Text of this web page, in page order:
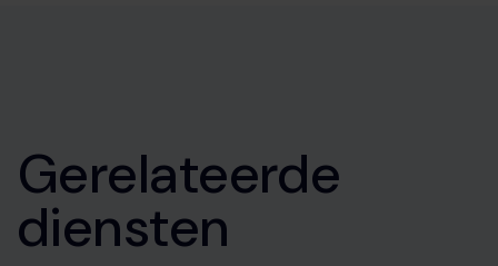
Gerelateerde
diensten